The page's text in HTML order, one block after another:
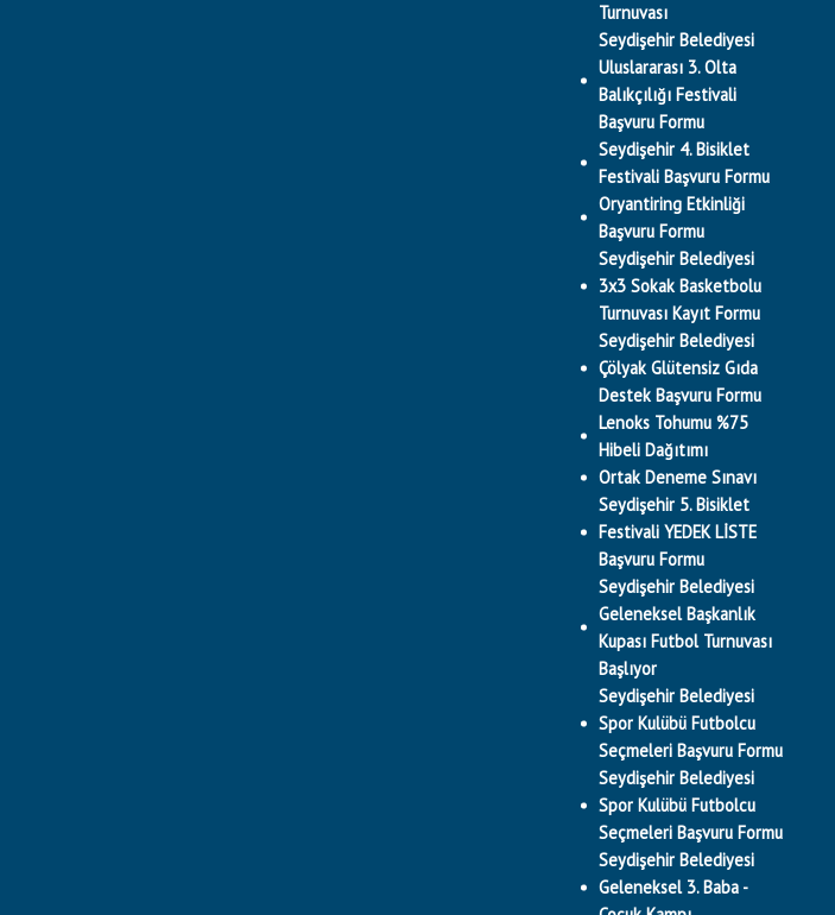
Turnuvası
Seydişehir Belediyesi
Uluslararası 3. Olta
Balıkçılığı Festivali
Başvuru Formu
Seydişehir 4. Bisiklet
Festivali Başvuru Formu
Oryantiring Etkinliği
Başvuru Formu
Seydişehir Belediyesi
3x3 Sokak Basketbolu
Turnuvası Kayıt Formu
Seydişehir Belediyesi
Çölyak Glütensiz Gıda
Destek Başvuru Formu
Lenoks Tohumu %75
Hibeli Dağıtımı
Ortak Deneme Sınavı
Seydişehir 5. Bisiklet
Festivali YEDEK LİSTE
Başvuru Formu
Seydişehir Belediyesi
Geleneksel Başkanlık
Kupası Futbol Turnuvası
Başlıyor
Seydişehir Belediyesi
Spor Kulübü Futbolcu
Seçmeleri Başvuru Formu
Seydişehir Belediyesi
Spor Kulübü Futbolcu
Seçmeleri Başvuru Formu
Seydişehir Belediyesi
Geleneksel 3. Baba -